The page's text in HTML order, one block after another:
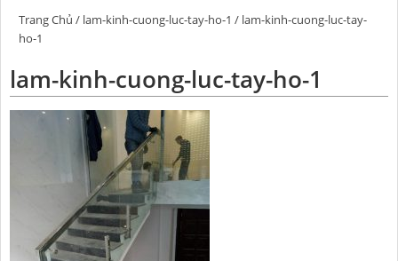
Trang Chủ / lam-kinh-cuong-luc-tay-ho-1 / lam-kinh-cuong-luc-tay-
ho-1
lam-kinh-cuong-luc-tay-ho-1